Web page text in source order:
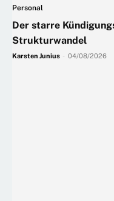
Personal
Der starre
Strukturwandel
Karsten Junius 04/08/2026